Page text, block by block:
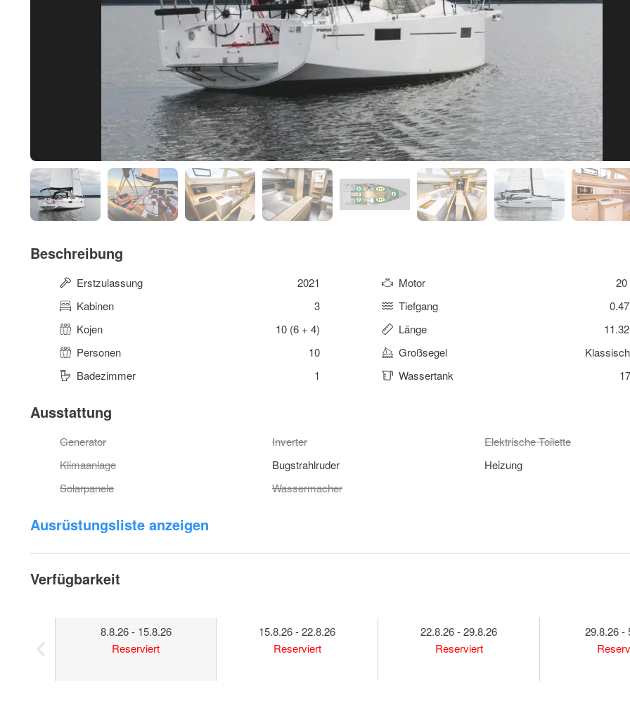
Beschreibung
Erstzulassung 2021 Motor
20
Kabinen
3 Tiefgang
Kojen
10 (6 + 4) Länge
Personen
10 Großsegel
Badezimmer
1 Wassertank
Ausstattung
Generator Inverter
Elektrische Toilette
Klimaanlage
Bugstrahlruder
Heizung
Solarpanele
Wassermacher
Ausrüstungsliste anzeigen
Verfügbarkeit
8.8.26 - 15.8.26
Reserviert
15.8.26 - 22.8.26
Reserviert
22.8.26 - 29.8.26
Reserviert
29.8.26 -